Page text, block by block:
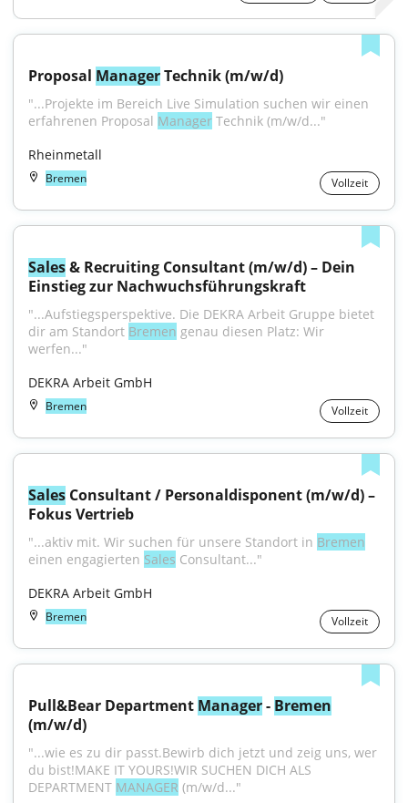
Proposal Manager Technik (m/w/d)
"...Projekte im Bereich Live Simulation suchen wir einen
erfahrenen Proposal Manager Technik (m/w/d..."
Rheinmetall
Bremen Vollzeit
Sales & Recruiting Consultant (m/w/d) – Dein
Einstieg zur Nachwuchsführungskraft
"...Aufstiegsperspektive. Die DEKRA Arbeit Gruppe bietet
dir am Standort Bremen genau diesen Platz: Wir
werfen..."
DEKRA Arbeit GmbH
Bremen Vollzeit
Sales Consultant / Personaldisponent (m/w/d) –
Fokus Vertrieb
"...aktiv mit. Wir suchen für unsere Standort in Bremen
einen engagierten Sales Consultant..."
DEKRA Arbeit GmbH
Bremen Vollzeit
Pull&Bear Department Manager - Bremen
(m/w/d)
"...wie es zu dir passt.Bewirb dich jetzt und zeig uns, wer
du bist!MAKE IT YOURS!WIR SUCHEN DICH ALS
DEPARTMENT MANAGER (m/w/d..."